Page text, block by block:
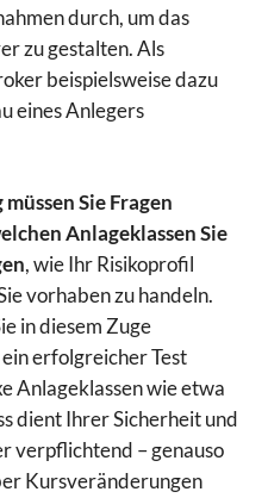
durch, um das
zu gestalten. Als
beispielsweise dazu
eines Anlegers
Sie Fragen
Anlageklassen Sie
, wie Ihr Risikoprofil
vorhaben zu handeln.
in diesem Zuge
erfolgreicher Test
Anlageklassen wie etwa
dient Ihrer Sicherheit und
verpflichtend – genauso
Kursveränderungen